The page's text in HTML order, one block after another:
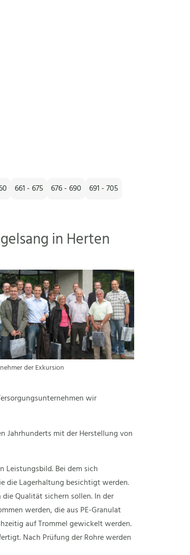
661 - 675 676 - 690
691 - 705
in Herten
der Exkursion
wir
Jahrhunderts mit der Herstellung von
Leistungsbild. Bei dem sich
die Lagerhaltung besichtigt werden.
Qualität sichern sollen. In der
werden, die aus PE-Granulat
auf Trommel gewickelt werden.
Nach Prüfung der Rohre werden